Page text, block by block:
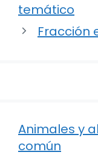
temático
Fracción
Animales y
común